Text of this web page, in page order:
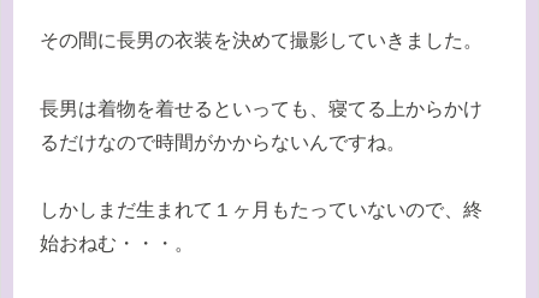
その間に長男の衣装を決めて撮影していきました。
長男は着物を着せるといっても、寝てる上からかけ
るだけなので時間がかからないんですね。
しかしまだ生まれて１ヶ月もたっていないので、終
始おねむ・・・。